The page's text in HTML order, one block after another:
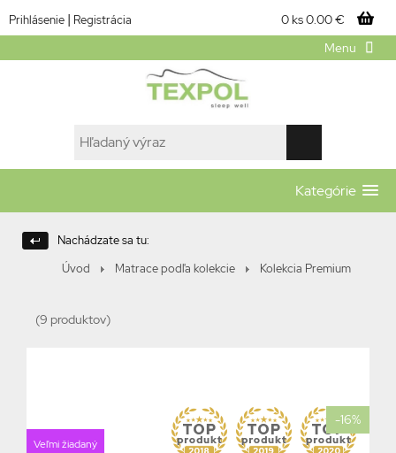
Prihlásenie | Registrácia 0 ks0.00 €
Menu
Kategórie
Nachádzate sa tu:
Úvod
Matrace podľa kolekcie Kolekcia Premium
(9 produktov)
-16%
Veľmi žiadaný